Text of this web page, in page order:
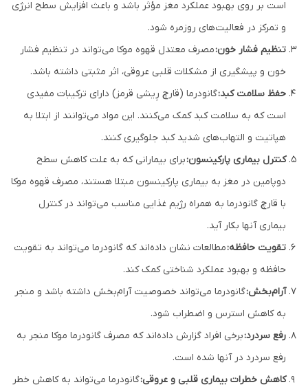
است بر روی بهبود عملکرد مغز مؤثر باشد و باعث افزایش سطح انرژی
و تمرکز در فعالیت‌های روزمره شود.
تنظیم فشار خون:مصرف معتدل قهوه موکا می‌تواند در تنظیم فشار
خون و پیشگیری از مشکلات قلبی ‌عروقی، اثر مثبتی داشته باشد.
حفظ سلامت کبد:گانودرما (قارچ رِیشی قرمز) دارای ترکیبات مفیدی
است که به سلامت کبد کمک می‌کنند. این مواد می‌توانند از ابتلا به
هپاتیت و التهاب‌های شدید کبد جلوگیری کنند.
کنترل بیماری پارکینسون:برای بیمارانی که به علت کاهش سطح
دوپامین در مغز به بیماری پارکینسون مبتلا هستند، مصرف قهوه موکا
با قارچ گانودرما به همراه رژیم غذایی مناسب می‌تواند در کنترل
بیماری آنها بکار آید.
تقویت حافظه:مطالعات نشان داده‌اند که گانودرما می‌تواند به تقویت
حافظه و بهبود عملکرد شناختی کمک کند.
آرام‌بخش:گانودرما می‌تواند خصوصیت آرام‌بخش داشته باشد و منجر
به کاهش استرس و اضطراب شود.
رفع سردرد:برخی افراد گزارش داده‌اند که مصرف گانودرما موکا منجر به
رفع سردرد در آنها شده است.
کاهش خطرات بیماری قلبی و عروقی:گانودرما می‌تواند به کاهش خطر